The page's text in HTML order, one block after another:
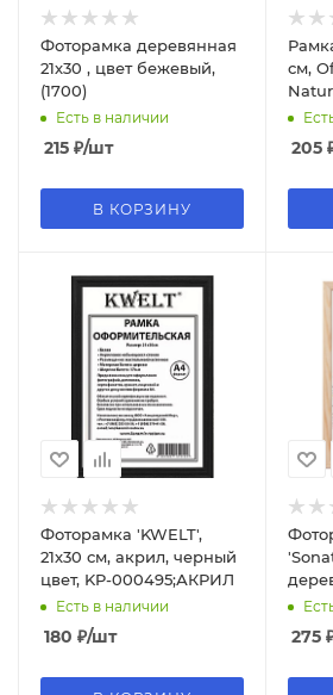
Фоторамка деревянная
21х30 , цвет бежевый,
(1700)
Есть в наличии
215 ₽/шт
В КОРЗИНУ
см,
205
Фоторамка 'KWELT',
21х30 см, акрил, черный
цвет, KP-000495;АКРИЛ
Есть в наличии
180 ₽/шт 275